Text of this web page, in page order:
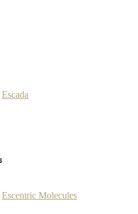
Escada
Escentric Molecules